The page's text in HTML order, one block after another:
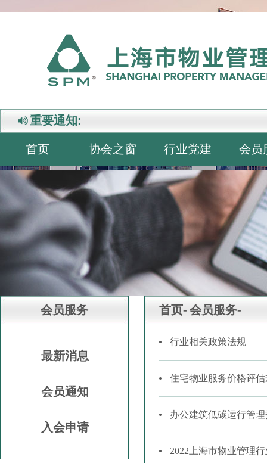
重要通知:
首页 协会之窗 行业党建 会员
会员服务
最新消息
会员通知
入会申请
首页- 会员服务-
行业相关政策法规
住宅物业服务价格评
办公建筑低碳运行管
2022上海市物业管理